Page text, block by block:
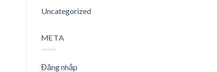
Uncategorized
META
Đăng nhập